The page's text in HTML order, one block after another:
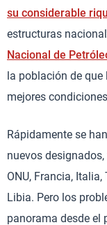
su considerable
estructuras
Nacional de
la población de que
mejores
Rápidamente se
nuevos
ONU, Francia,
Libia. Pero los
panorama desde el